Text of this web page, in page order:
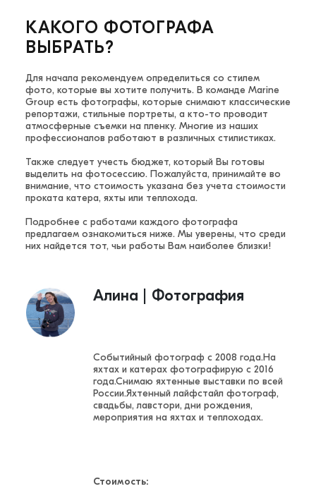
КАКОГО ФОТОГРАФА
ВЫБРАТЬ?
Для начала рекомендуем определиться со стилем
фото, которые вы хотите получить. В команде Marine
Group есть фотографы, которые снимают классические
репортажи, стильные портреты, а кто-то проводит
атмосферные съемки на пленку. Многие из наших
профессионалов работают в различных стилистиках.
Также следует учесть бюджет, который Вы готовы
выделить на фотосессию. Пожалуйста, принимайте во
внимание, что стоимость указана без учета стоимости
проката катера, яхты или теплохода.
Подробнее с работами каждого фотографа
предлагаем ознакомиться ниже. Мы уверены, что среди
них найдется тот, чьи работы Вам наиболее близки!
Алина | Фотография
Событийный фотограф с 2008 года.На
яхтах и катерах фотографирую с 2016
года.Снимаю яхтенные выставки по всей
России.Яхтенный лайфстайл фотограф,
свадьбы, лавстори, дни рождения,
мероприятия на яхтах и теплоходах.
Стоимость: